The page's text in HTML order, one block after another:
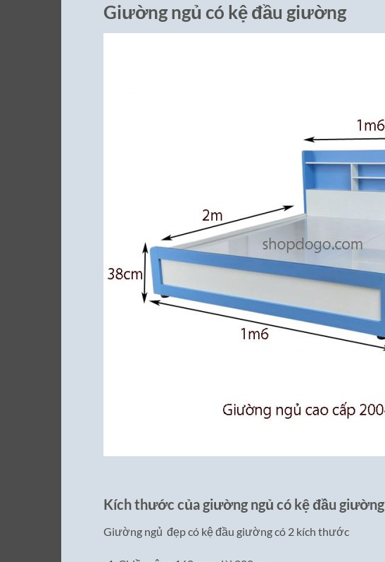
Giường ngủ có kệ đầu giường
Kích thước của giường ngủ có kệ đầu giường
Giường ngủ đẹp có kệ đầu giường có 2 kích thước